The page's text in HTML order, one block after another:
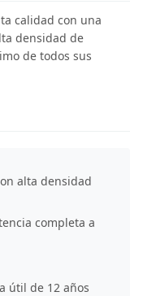
calidad con una
densidad de
de todos sus
alta densidad
completa a
útil de 12 años